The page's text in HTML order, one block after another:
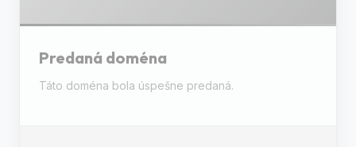
Predaná doména
Táto doména bola úspešne predaná.